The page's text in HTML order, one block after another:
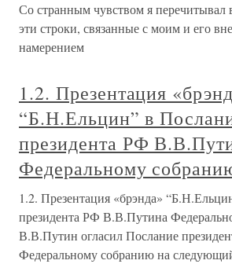
Со странным чувством я перечитывал
эти строки, связанные с моим и его
намерением
1.2. Презентация
“Б.Н.Ельцин” в
президента РФ
Федеральному
1.2. Презентация «брэнда»
президента РФ В.В.Путина
В.В.Путин огласил Послание
Федеральному собранию на